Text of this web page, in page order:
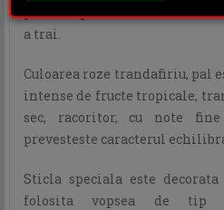
pline de promisiuni ale unui
a trai.
Culoarea roze trandafiriu, pal
intense de fructe tropicale,
sec, racoritor, cu note
prevesteste caracterul
Sticla speciala este
folosita vopsea de tip